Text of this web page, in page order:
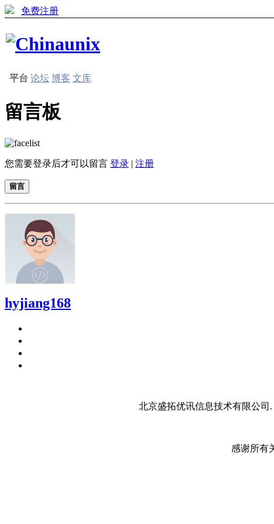
免费注册
平台 论坛 博客 文库
留言板
您需要登录后才可以留言 登录 | 注册
留言
hyjiang168
北京盛拓优讯信息技术有限公司
感谢所有